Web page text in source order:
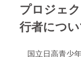
プロジェ
行者につ
国立日高青少